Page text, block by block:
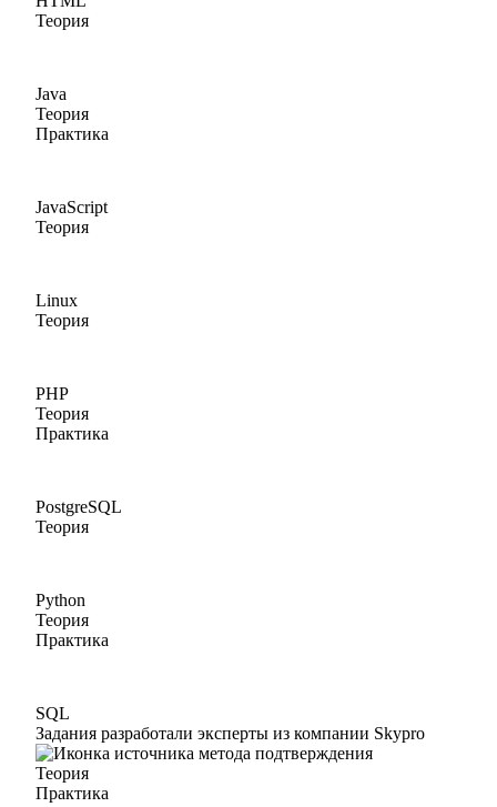
Теория
Java
Теория
Практика
JavaScript
Теория
Linux
Теория
PHP
Теория
Практика
PostgreSQL
Теория
Python
Теория
Практика
SQL
Задания разработали эксперты из компании Skypro
Теория
Практика